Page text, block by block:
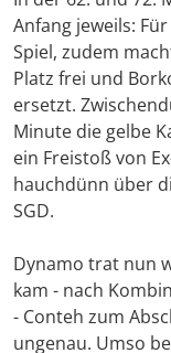
Anfang jeweils:
Spiel, zudem
Platz frei und
ersetzt.
Minute die gelbe
ein Freistoß von
hauchdünn über
SGD.
Dynamo trat nun
kam - nach
- Conteh zum
ungenau. Umso